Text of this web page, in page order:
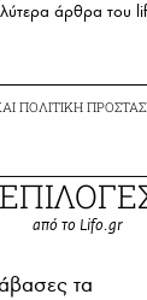
άρθρα του
ΠΟΛΙΤΙΚΗ
από το Lifo.gr
τα